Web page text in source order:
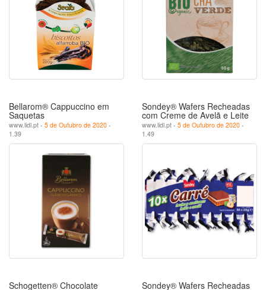
Bellarom® Cappuccino em
Saquetas
www.lidl.pt - 5 de Outubro de 2020 -
1.39
Sondey® Wafers Recheadas
com Creme de Avelã e Leite
www.lidl.pt - 5 de Outubro de 2020 -
1.49
Schogetten® Chocolate Sondey® Wafers Recheadas